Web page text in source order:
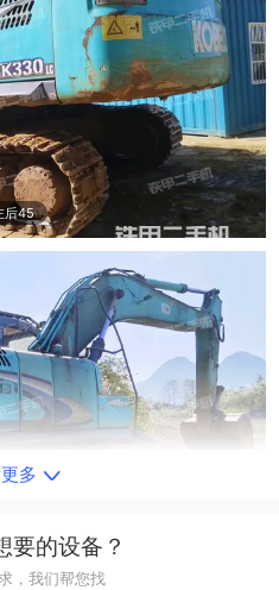
后45
多
要的设备？
，我们帮您找